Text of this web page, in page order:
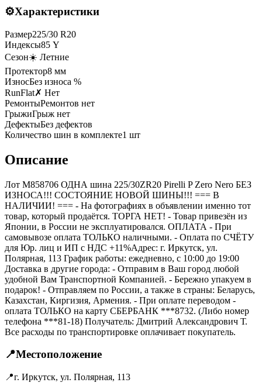
⚙️Характеристики
Размер225/30 R20
Индексы85 Y
Сезон☀️ Летние
Протектор8 мм
ИзносБез износа %
RunFlat✗ Нет
РемонтыРемонтов нет
ГрыжиГрыж нет
ДефектыБез дефектов
Количество шин в комплекте1 шт
Описание
Лот M858706 ОДНА шина 225/30ZR20 Pirelli P Zero Nero БЕЗ
ИЗНОСА!!! СОСТОЯНИЕ НОВОЙ ШИНЫ!!! === B
НАЛИЧИИ! === - На фотографиях в объявлении именно тот
товар, который продаётся. ТОРГА НЕТ! - Товар привезён из
Японии, в России не эксплуатировался. ОПЛАТА - При
самовывозе оплата ТОЛЬКО наличными. - Оплата по СЧЁТУ
для Юр. лиц и ИП с НДС +11%Адрес: г. Иркутск, ул.
Полярная, 113 График работы: ежедневно, с 10:00 до 19:00
Доставка в другие города: - Отправим в Ваш город любой
удобной Вам Транспортной Компанией. - Бережно упакуем в
подарок! - Отправляем по России, а также в страны: Беларусь,
Казахстан, Киргизия, Армения. - При оплате переводом -
оплата ТОЛЬКО на карту СБЕРБАНК ***8732. (Либо номер
телефона ***81-18) Получатель: Дмитрий Александрович Т.
Все расходы по транспортировке оплачивает покупатель.
📍Местоположение
📍г. Иркутск, ул. Полярная, 113